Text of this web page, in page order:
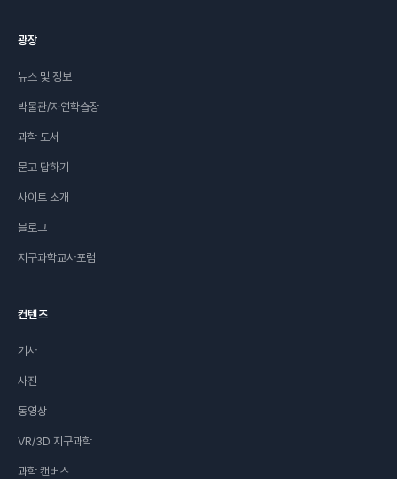
광장
뉴스 및 정보
박물관/자연학습장
과학 도서
묻고 답하기
사이트 소개
블로그
지구과학교사포럼
컨텐츠
기사
사진
동영상
VR/3D 지구과학
과학 캔버스